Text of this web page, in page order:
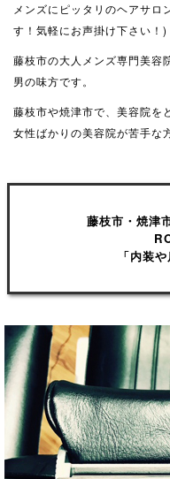
メンズにピッタリのヘアサ
す！気軽にお声掛け下さい！)
藤枝市の大人メンズ専門美容
男の味方です。
藤枝市や焼津市で、美容院を
女性ばかりの美容院が苦手な
藤枝市・焼津
「内装